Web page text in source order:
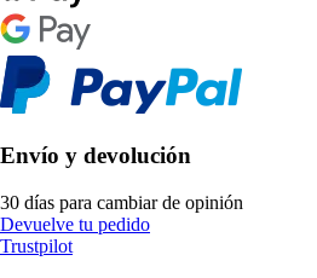
Envío y devolución
30 días para cambiar de opinión
Devuelve tu pedido
Trustpilot